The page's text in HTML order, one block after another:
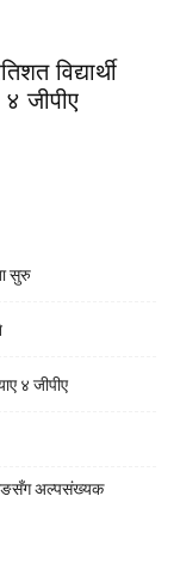
विद्यार्थी
४ जीपीए
सुरु
४ जीपीए
अल्पसंख्यक